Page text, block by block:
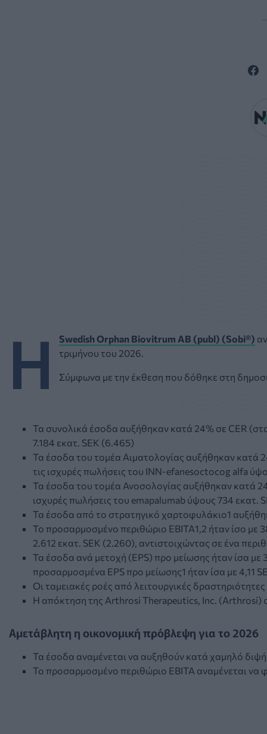
Η Swedish Orphan Biovitrum AB (publ) (Sobi®)
τριμήνου του 2026.
Σύμφωνα με την έκθεση που δόθηκε στη
Τα συνολικά έσοδα αυξήθηκαν κατά 24% σε CER
7.184 εκατ. SEK (6.465)
Τα έσοδα του τομέα Αιματολογίας αυξήθηκαν κατά
τις ισχυρές πωλήσεις του INN-efanesoctocog alfa
Τα έσοδα του τομέα Ανοσολογίας αυξήθηκαν κατά
ισχυρές πωλήσεις του emapalumab ύψους 734 εκατ.
Τα έσοδα από το στρατηγικό χαρτοφυλάκιο1
Το προσαρμοσμένο περιθώριο EBITA1,2 ήταν ίσο με
2.612 εκατ. SEK (2.260), αντιστοιχώντας σε ένα
Τα έσοδα ανά μετοχή (EPS) προ μείωσης ήταν ίσα με
προσαρμοσμένα EPS προ μείωσης1 ήταν ίσα με 4,11
Οι ταμειακές ροές από λειτουργικές
Η απόκτηση της Arthrosi Therapeutics, Inc. (Arthrosi)
Αμετάβλητη η οικονομική πρόβλεψη για το 2026
Τα έσοδα αναμένεται να αυξηθούν κατά χαμηλό
Το προσαρμοσμένο περιθώριο EBITA αναμένεται να